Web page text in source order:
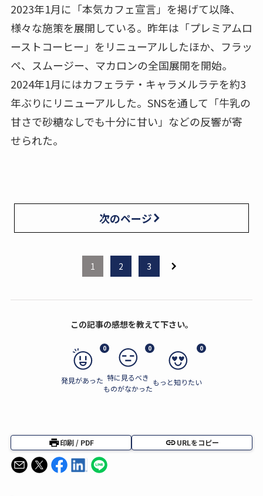
2023年1月に「本気カフェ宣言」を掲げて以降、
様々な施策を展開している。昨年は「プレミアムロ
ーストコーヒー」をリニューアルしたほか、フラッ
ペ、スムージー、マカロンの全国展開を開始。
2024年1月にはカフェラテ・キャラメルラテを約3
年ぶりにリニューアルした。SNSを通して「牛乳の
甘さで砂糖なしでも十分に甘い」などの反響が寄
せられた。
次のページ
1 2 3
この記事の感想を教えて下さい。
0
発見があった
0
特に見るべき
ものがなかった
0
もっと知りたい
印刷 / PDF URLをコピー